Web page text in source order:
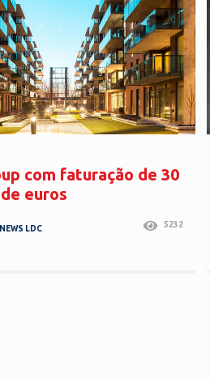
com faturação de 30
euros
NEWS LDC 5232